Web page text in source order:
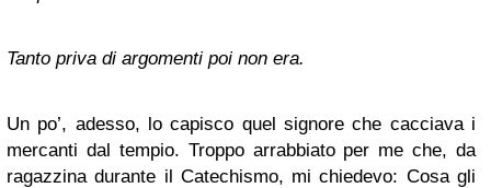
Tanto priva di argomenti poi non era.
Un po’, adesso, lo capisco quel signore che cacciava i
mercanti dal tempio. Troppo arrabbiato per me che, da
ragazzina durante il Catechismo, mi chiedevo: Cosa gli